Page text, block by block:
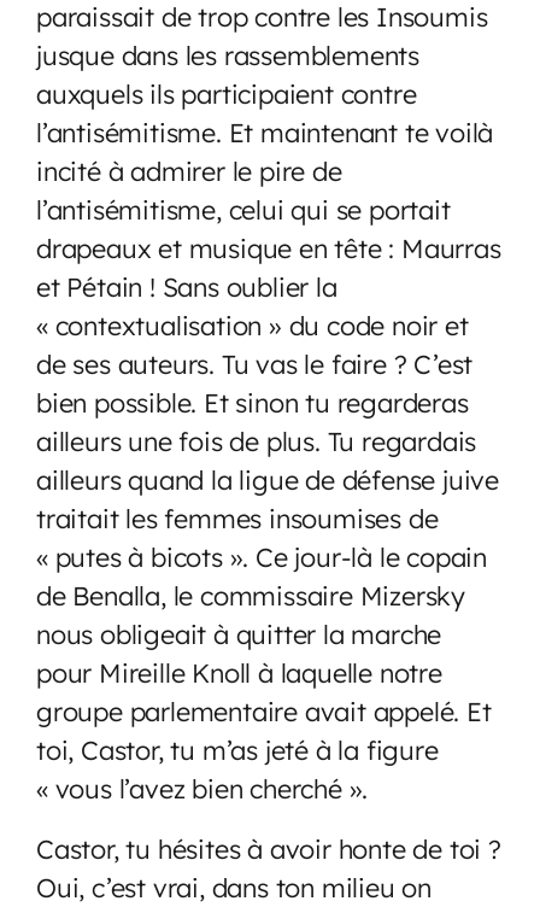
paraissait de trop contre les Insoumis
jusque dans les rassemblements
auxquels ils participaient contre
l’antisémitisme. Et maintenant te voilà
incité à admirer le pire de
l’antisémitisme, celui qui se portait
drapeaux et musique en tête : Maurras
et Pétain ! Sans oublier la
« contextualisation » du code noir et
de ses auteurs. Tu vas le faire ? C’est
bien possible. Et sinon tu regarderas
ailleurs une fois de plus. Tu regardais
ailleurs quand la ligue de défense juive
traitait les femmes insoumises de
« putes à bicots ». Ce jour-là le copain
de Benalla, le commissaire Mizersky
nous obligeait à quitter la marche
pour Mireille Knoll à laquelle notre
groupe parlementaire avait appelé. Et
toi, Castor, tu m’as jeté à la figure
« vous l’avez bien cherché ».
Castor, tu hésites à avoir honte de toi ?
Oui, c’est vrai, dans ton milieu on